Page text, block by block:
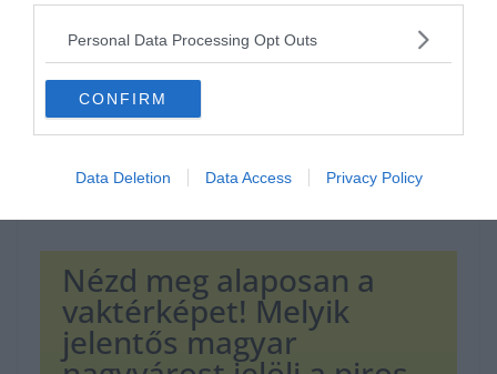
Personal Data Processing Opt Outs
CONFIRM
Data Deletion Data Access Privacy Policy
Nézd meg alaposan a
vaktérképet! Melyik
jelentős magyar